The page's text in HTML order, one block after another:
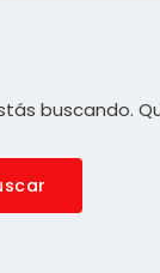
buscando.